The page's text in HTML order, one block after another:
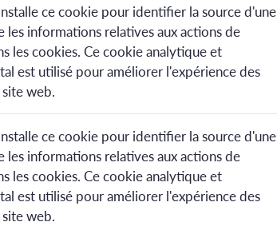
ce cookie pour identifier la source d'une
les informations relatives aux actions de
les cookies. Ce cookie analytique et
est utilisé pour améliorer l'expérience des
web.
ce cookie pour identifier la source d'une
les informations relatives aux actions de
les cookies. Ce cookie analytique et
est utilisé pour améliorer l'expérience des
web.